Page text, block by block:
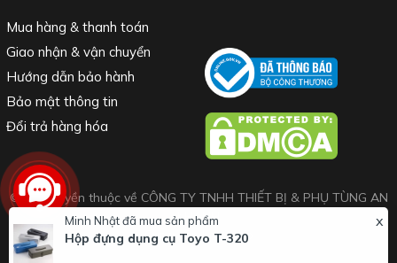
Mua hàng & thanh toán
Giao nhận & vận chuyển
Hướng dẫn bảo hành
Bảo mật thông tin
Đổi trả hàng hóa
© Bản quyền thuộc về CÔNG TY TNHH THIẾT BỊ & PHỤ TÙNG AN
KHÁNH
Cung cấp bởi Sapo
x
Minh Nhậtđã mua sản phẩm
Hộp đựng dụng cụ Toyo T-320